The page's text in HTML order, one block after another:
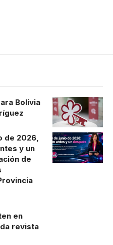
Bolivia
de 2026,
y un
de
en
revista